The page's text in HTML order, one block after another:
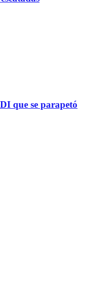
que se parapetó